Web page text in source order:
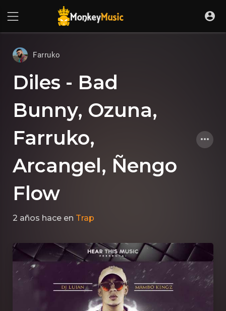
Farruko
Diles - Bad
Bunny, Ozuna,
Farruko,
Arcangel, Ñengo
Flow
2 años hace en Trap